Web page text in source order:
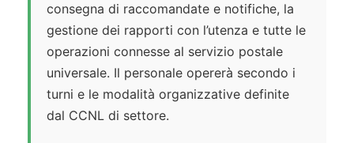
consegna di raccomandate e notifiche, la
gestione dei rapporti con l’utenza e tutte le
operazioni connesse al servizio postale
universale. Il personale opererà secondo i
turni e le modalità organizzative definite
dal CCNL di settore.